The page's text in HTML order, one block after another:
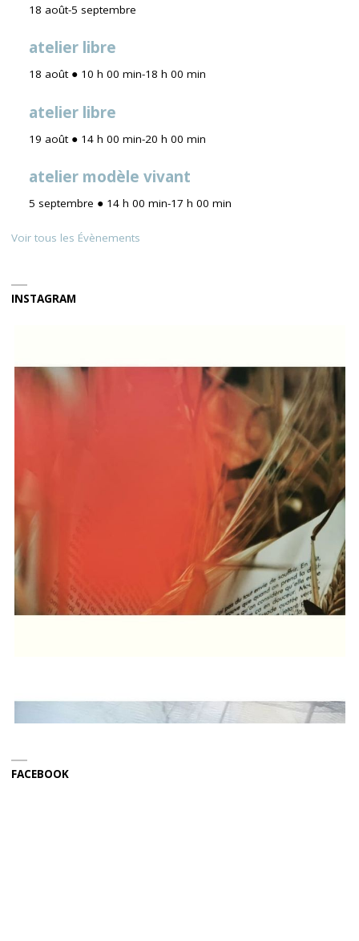
18 août-5 septembre
atelier libre
18 août ● 10 h 00 min-18 h 00 min
atelier libre
19 août ● 14 h 00 min-20 h 00 min
atelier modèle vivant
5 septembre ● 14 h 00 min-17 h 00 min
Voir tous les Évènements
INSTAGRAM
FACEBOOK